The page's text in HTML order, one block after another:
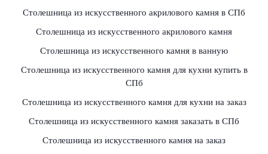
Столешница из искусственного акрилового камня в СПб
Столешница из искусственного акрилового камня
Столешница из искусственного камня в ванную
Столешница из искусственного камня для кухни купить в
СПб
Столешница из искусственного камня для кухни на заказ
Столешница из искусственного камня заказать в СПб
Столешница из искусственного камня на заказ